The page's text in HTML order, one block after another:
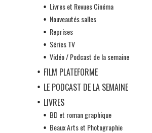
Livres et Revues Cinéma
Nouveautés salles
Reprises
Séries TV
Vidéo / Podcast de la semaine
FILM PLATEFORME
LE PODCAST DE LA SEMAINE
LIVRES
BD et roman graphique
Beaux Arts et Photographie